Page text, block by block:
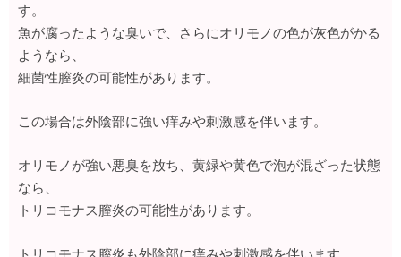
す。
魚が腐ったような臭いで、さらにオリモノの色が灰色がかる
ようなら、
細菌性膣炎の可能性があります。
この場合は外陰部に強い痒みや刺激感を伴います。
オリモノが強い悪臭を放ち、黄緑や黄色で泡が混ざった状態
なら、
トリコモナス膣炎の可能性があります。
トリコモナス膣炎も外陰部に痒みや刺激感を伴います。